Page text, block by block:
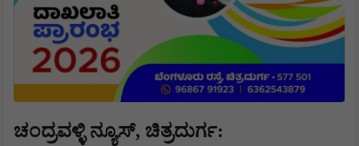
ಚಂದ್ರವಳ್ಳಿ ನ್ಯೂಸ್, ಚಿತ್ರದುರ್ಗ: